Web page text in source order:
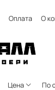
Оплата О
Цена По